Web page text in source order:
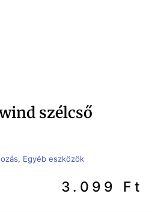
szélcső
, Egyéb eszközök
3.099 Ft